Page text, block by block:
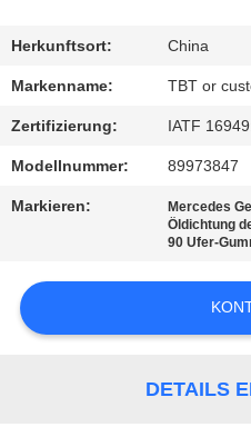
SIE
MIT
UNS
IN
VERBINDUNG
FÄLLE
Herkunftsort: China
Markenname: TBT or
Zertifizierung: IATF
Modellnummer: 89973847
Markieren: Mercedes
Öldichtung
90 Ufer-
DETAILS